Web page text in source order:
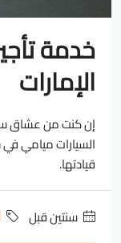
خدمة
الإمارات
إن كنت من عشاق
السيارات ميامي في
قيادتها.
‏سنتين قبل